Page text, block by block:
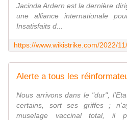
Jacinda Ardern est la dernière
une alliance internationale
Insatisfaits d...
Nous arrivons dans le "dur",
certains, sort ses griffes ;
muselage vaccinal total, il